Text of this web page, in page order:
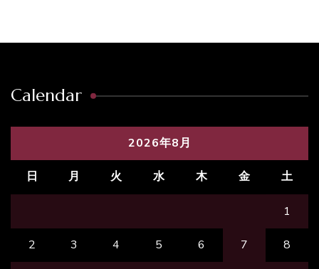
Calendar
2026年8月
日 月 火 水 木 金 土
1
2 3 4 5 6 7 8